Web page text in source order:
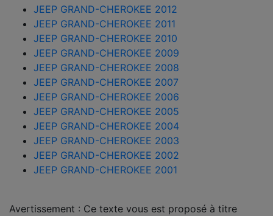
JEEP GRAND-CHEROKEE 2012
JEEP GRAND-CHEROKEE 2011
JEEP GRAND-CHEROKEE 2010
JEEP GRAND-CHEROKEE 2009
JEEP GRAND-CHEROKEE 2008
JEEP GRAND-CHEROKEE 2007
JEEP GRAND-CHEROKEE 2006
JEEP GRAND-CHEROKEE 2005
JEEP GRAND-CHEROKEE 2004
JEEP GRAND-CHEROKEE 2003
JEEP GRAND-CHEROKEE 2002
JEEP GRAND-CHEROKEE 2001
Avertissement : Ce texte vous est proposé à titre